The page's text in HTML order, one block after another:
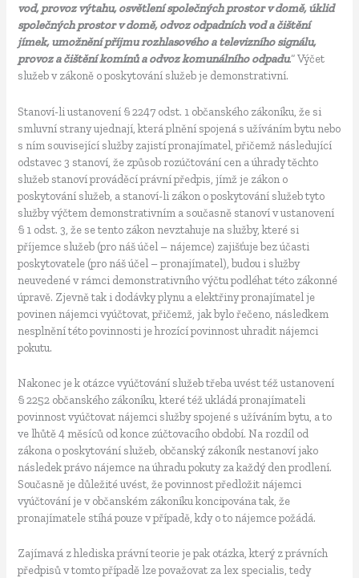
vod, provoz výtahu, osvětlení společných prostor v domě, úklid
společných prostor v domě, odvoz odpadních vod a čištění
jímek, umožnění příjmu rozhlasového a televizního signálu,
provoz a čištění komínů a odvoz komunálního odpadu.“ Výčet
služeb v zákoně o poskytování služeb je demonstrativní.
Stanoví-li ustanovení § 2247 odst. 1 občanského zákoníku, že si
smluvní strany ujednají, která plnění spojená s užíváním bytu nebo
s ním související služby zajistí pronajímatel, přičemž následující
odstavec 3 stanoví, že způsob rozúčtování cen a úhrady těchto
služeb stanoví prováděcí právní předpis, jímž je zákon o
poskytování služeb, a stanoví-li zákon o poskytování služeb tyto
služby výčtem demonstrativním a současně stanoví v ustanovení
§ 1 odst. 3, že se tento zákon nevztahuje na služby, které si
příjemce služeb (pro náš účel – nájemce) zajišťuje bez účasti
poskytovatele (pro náš účel – pronajímatel), budou i služby
neuvedené v rámci demonstrativního výčtu podléhat této zákonné
úpravě. Zjevně tak i dodávky plynu a elektřiny pronajímatel je
povinen nájemci vyúčtovat, přičemž, jak bylo řečeno, následkem
nesplnění této povinnosti je hrozící povinnost uhradit nájemci
pokutu.
Nakonec je k otázce vyúčtování služeb třeba uvést též ustanovení
§ 2252 občanského zákoníku, které též ukládá pronajímateli
povinnost vyúčtovat nájemci služby spojené s užíváním bytu, a to
ve lhůtě 4 měsíců od konce zúčtovacího období. Na rozdíl od
zákona o poskytování služeb, občanský zákoník nestanoví jako
následek právo nájemce na úhradu pokuty za každý den prodlení.
Současně je důležité uvést, že povinnost předložit nájemci
vyúčtování je v občanském zákoníku koncipována tak, že
pronajímatele stíhá pouze v případě, kdy o to nájemce požádá.
Zajímavá z hlediska právní teorie je pak otázka, který z právních
předpisů v tomto případě lze považovat za lex specialis, tedy